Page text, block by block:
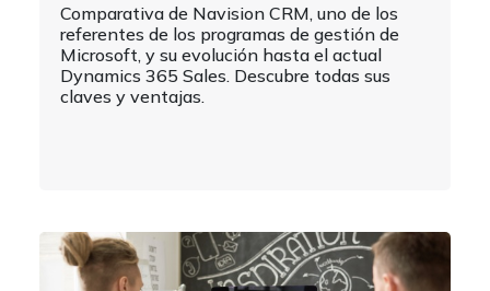
Comparativa de Navision CRM, uno de los
referentes de los programas de gestión de
Microsoft, y su evolución hasta el actual
Dynamics 365 Sales. Descubre todas sus
claves y ventajas.